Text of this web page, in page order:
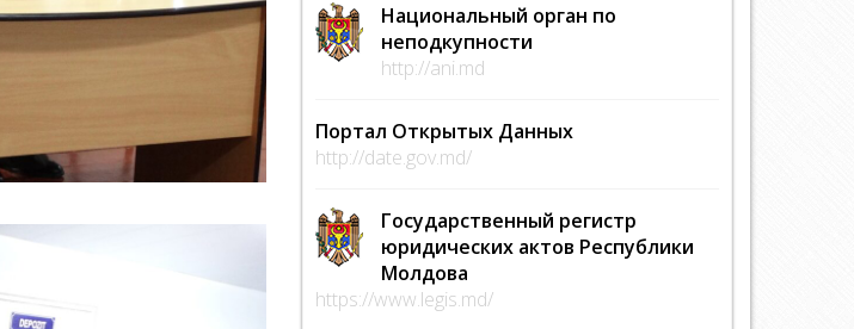
Национальный орган по
неподкупности
http://ani.md
Портал Открытых Данных
http://date.gov.md/
Государственный регистр
юридических актов Республики
Молдова
https://www.legis.md/